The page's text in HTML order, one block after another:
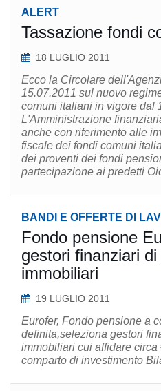
ALERT
Tassazione fondi
18 LUGLIO 2011
Ecco la Circolare
15.07.2011 sul nuovo
comuni italiani in vigore dal
L'Amministrazione
anche con riferimento alle
fiscale dei fondi comuni
dei proventi dei fondi
partecipazione ai predetti
BANDI E OFFERTE DI
Fondo pensione
gestori finanziari
immobiliari
19 LUGLIO 2011
Eurofer, Fondo pensione a
definita,seleziona gestori
immobiliari cui affidare
comparto di investimento